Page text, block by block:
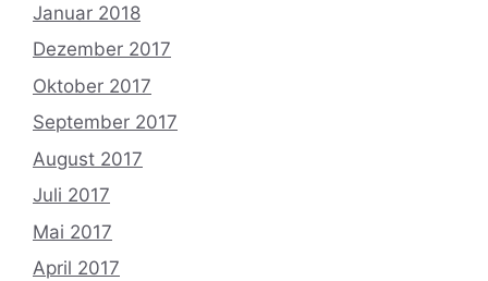
Januar 2018
Dezember 2017
Oktober 2017
September 2017
August 2017
Juli 2017
Mai 2017
April 2017